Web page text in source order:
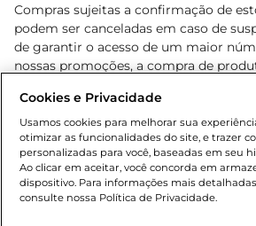
Compras sujeitas a confirmação de
podem ser canceladas em caso de
de garantir o acesso de um maior
nossas promoções, a compra de
cliente. Os preços, ofertas e condições
o e-commerce e válidos durante o dia
sofrer alterações sem prévia
de bebidas alcoólicas para menores
Lei n.º 8069/90, art. 81, inciso II
Adolescente). Preços e condições
Cookies e Privacidade
Usamos cookies para melhorar sua
otimizar as funcionalidades do site, e trazer
personalizadas para você, baseadas em seu
Ao clicar em aceitar, você concorda em
dispositivo. Para informações mais
consulte nossa Política de Privacidade.